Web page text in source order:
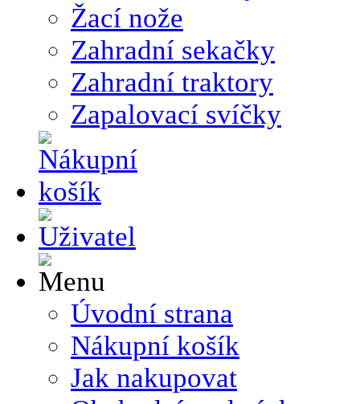
Žací nože
Zahradní sekačky
Zahradní traktory
Zapalovací svíčky
Úvodní strana
Nákupní košík
Jak nakupovat